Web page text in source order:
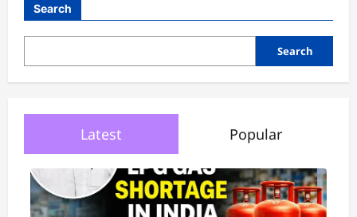
Search
Search
Latest Popular